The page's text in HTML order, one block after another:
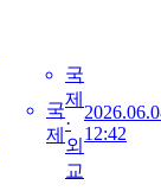
국
제
국
제
·
외
교
12:42